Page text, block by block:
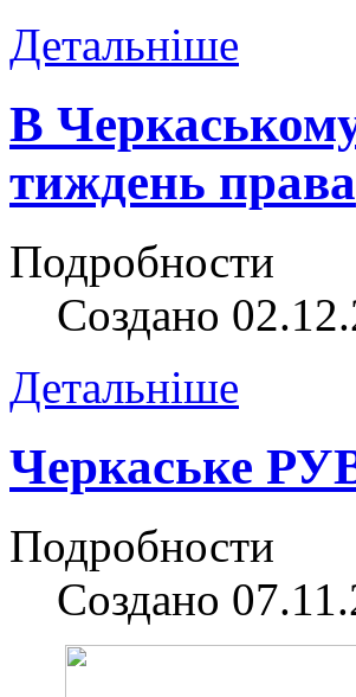
Детальніше
В
тиждень права
Подробности
Создано
Детальніше
Черкаське
Подробности
Создано